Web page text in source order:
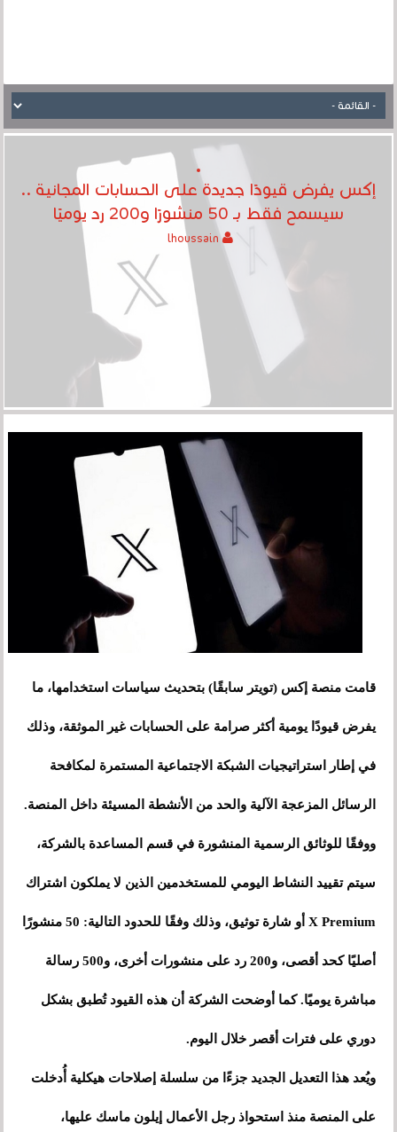
إكس يفرض قيودًا جديدة على الحسابات المجانية ..
سيسمح فقط بـ 50 منشورًا و200 رد يوميًا
قامت منصة إكس (تويتر سابقًا) بتحديث سياسات استخدامها، ما
يفرض قيودًا يومية أكثر صرامة على الحسابات غير الموثقة، وذلك
في إطار استراتيجيات الشبكة الاجتماعية المستمرة لمكافحة
الرسائل المزعجة الآلية والحد من الأنشطة المسيئة داخل المنصة.
ووفقًا للوثائق الرسمية المنشورة في قسم المساعدة بالشركة،
سيتم تقييد النشاط اليومي للمستخدمين الذين لا يملكون اشتراك
X Premium أو شارة توثيق، وذلك وفقًا للحدود التالية: 50 منشورًا
أصليًا كحد أقصى، و200 رد على منشورات أخرى، و500 رسالة
مباشرة يوميًا. كما أوضحت الشركة أن هذه القيود تُطبق بشكل
دوري على فترات أقصر خلال اليوم.
ويُعد هذا التعديل الجديد جزءًا من سلسلة إصلاحات هيكلية أُدخلت
على المنصة منذ استحواذ رجل الأعمال إيلون ماسك عليها،